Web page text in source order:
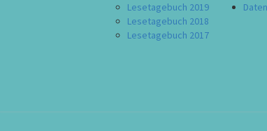
Lesetagebuch 2019
Lesetagebuch 2018
Lesetagebuch 2017